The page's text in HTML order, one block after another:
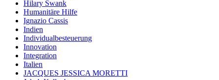
Hilary Swank
Humanitäre Hilfe
Ignazio Cassis
Indien
Individualbesteuerung
Innovation
Integration
Italien
JACQUES JESSICA MORETTI